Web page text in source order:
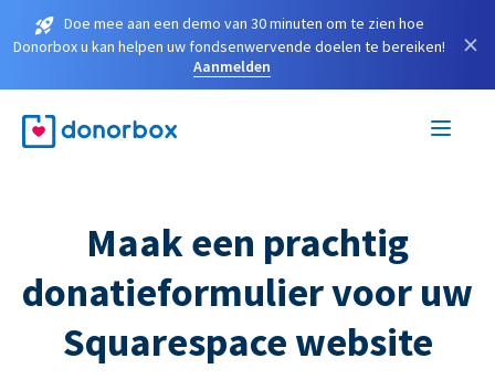
Doe mee aan een demo van 30 minuten om te zien hoe
Donorbox u kan helpen uw fondsenwervende doelen te bereiken!
Aanmelden
×
Maak een prachtig
donatieformulier voor uw
Squarespace website